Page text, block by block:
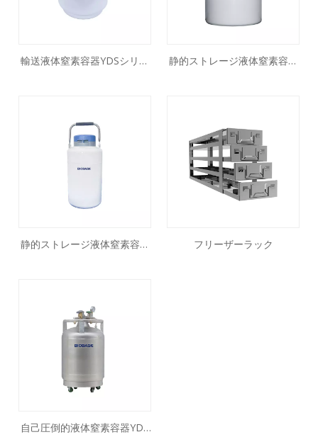
輸送液体窒素容器YDSシリー
静的ストレージ液体窒素容器
静的ストレージ液体窒素容器
フリーザーラック
自己圧倒的液体窒素容器YDZ